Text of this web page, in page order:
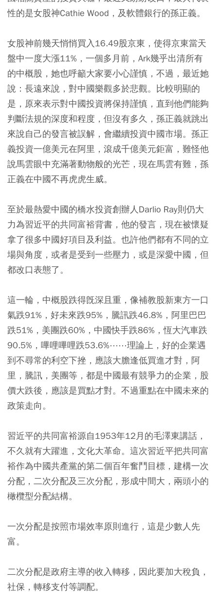
性的是女股神Cathie Wood，及軟體銀行的孫正義。
女股神前幾天悄悄買入16.49股京東，使得京東當天
盤中一度大漲11%，一個多月前，Ark幾乎出清所有
的中概股，她也呼籲大家要小心謹慎，不過，最近她
說：長遠來說，對中國樂觀多於悲觀。比較明顯的
是，原來表示對中國投資將保持謹慎，直到他們能夠
判斷法規的深度和程度，但沒有多久，孫正義就跳出
來說自己的發言被誤解，會繼續投資中國市場。孫正
義投資一億美元在阿里，滾成千億美元鉅富，難怪他
說馬雲眼中充滿著動物般的光芒，現在馬雲有難，孫
正義在中國不再虎虎生威。
至於最熱愛中國的橋水投資創辦人Darlio Ray則仍大
力為習近平的共同富裕背書，他的發言，現在被懷疑
拿了很多中國好項目及利益。也許他們都有不同的立
場與角度，或者是受到一些壓力，或是深愛中國，但
都改口表態了。
這一輪，中概股跌得旣深且重，像補教股新東方一口
氣跌91%，好未來跌95%，騰訊跌46.8%，阿里巴巴
跌51%，美團跌60%，中國快手跌86%，恆大汽車跌
90.5%，嗶哩嗶哩跌53.6%⋯⋯理論上，好的企業遇
到不尋常的利空下挫，應該大膽逢低買進才對，阿
里，騰訊，美團等，都是中國最有競爭力的企業，股
價大跌後，應該是買點才對。不過重點在中國未來的
政策走向。
習近平的共同富裕源自1953年12月的毛澤東講話，
不久就有大躍進，文化大革命。這次習近平把共同富
裕作為中國共產黨的第二個百年奮鬥目標，建構一次
分配，二次分配及三次分配，形成中間大，兩頭小的
橄欖型分配結構。
一次分配是按照市場效率原則進行，這是少數人先
富。
二次分配是政府主導的收入轉移，因此要加大稅負，
社保，轉移支付等調配。